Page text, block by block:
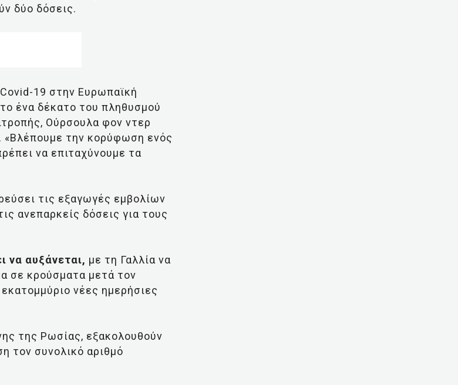
δύο δόσεις.
19 στην Ευρωπαϊκή
ένα δέκατο του πληθυσμού
Ούρσουλα φον ντερ
«Βλέπουμε την κορύφωση ενός
να επιταχύνουμε τα
τις εξαγωγές εμβολίων
ανεπαρκείς δόσεις για τους
να αυξάνεται, με τη Γαλλία να
σε κρούσματα μετά τον
νέες ημερήσιες
της Ρωσίας, εξακολουθούν
τον συνολικό αριθμό